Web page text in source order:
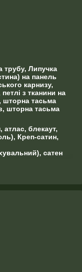
трубу, Липучка
на панель
карнизу,
з тканини на
шторна тасьма
шторна тасьма
атлас, блекаут,
Креп-сатин,
сатен